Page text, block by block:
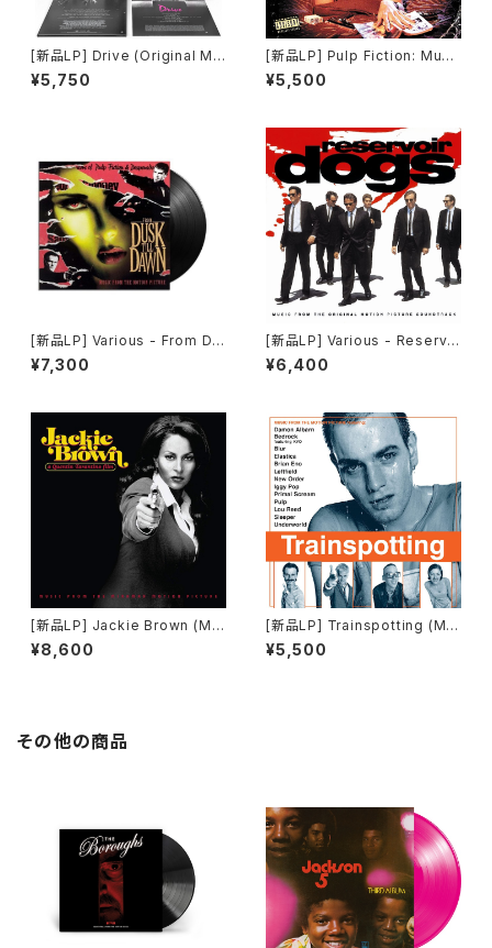
[新品LP] Drive (Original Mo
tion Picture Soundtrack) -
Cliff Martinez / 「ドライヴ」
¥5,750
[新品LP] Pulp Fiction: Musi
c From The Motion Picture
(180g) / パルプ・フィクション
¥5,500
[新品LP] Various - From Du
sk Till Dawn (Music From
The Motion Picture) / フロ
¥7,300
[新品LP] Various - Reservoi
r Dogs (180g) / レザボア・ド
ッグス
¥6,400
[新品LP] Jackie Brown (Mu
sic From The Miramax Mot
ion Picture) / ジャッキー・ブラ
¥8,600
[新品LP] Trainspotting (Mu
sic From the Motion Pictur
e)(180g, 2LP) / 「トレインスポ
¥5,500
その他の商品